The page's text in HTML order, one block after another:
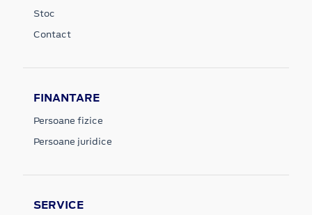
Stoc
Contact
FINANTARE
Persoane fizice
Persoane juridice
SERVICE